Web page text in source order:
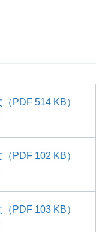
（PDF 514 KB）
（PDF 102 KB）
（PDF 103 KB）